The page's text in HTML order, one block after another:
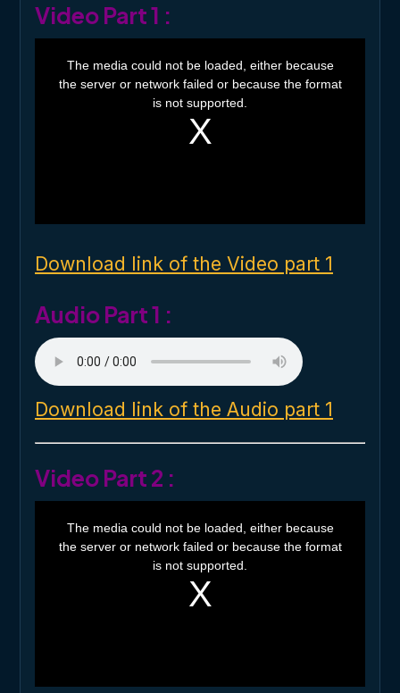
Video Part 1 :
o
w
The media could not be loaded, either because
the server or network failed or because the format
is not supported.
Download link of the Video part 1
Audio Part 1 :
Download link of the Audio part 1
Video Part 2 :
The media could not be loaded, either because
the server or network failed or because the format
is not supported.